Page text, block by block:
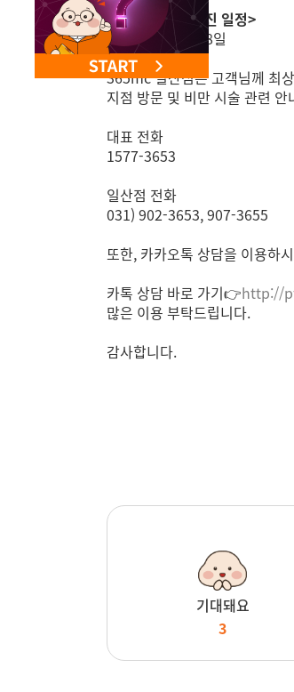
<일산점 11월 휴진 일정>
7일,14일,21일,28일
365mc 일산점은 고객님께 최
지점 방문 및 비만 시술 관련
대표 전화
1577-3653
일산점 전화
031) 902-3653, 907-3655
또한, 카카오톡 상담을 이용하
카톡 상담 바로 가기👉http://
많은 이용 부탁드립니다.
감사합니다.
기대돼요
3